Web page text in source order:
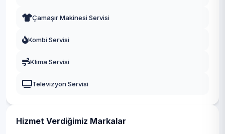
Çamaşır Makinesi Servisi
Kombi Servisi
Klima Servisi
Televizyon Servisi
Hizmet Verdiğimiz Markalar